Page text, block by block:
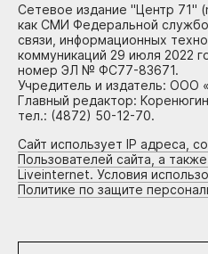
Сетевое издание "Центр 71"
как СМИ Федеральной
связи, информационных
коммуникаций 29 июля 2022
номер ЭЛ № ФС77-83671.
Учредитель и издатель: ООО
Главный редактор:
тел.: (4872) 50-12-70.
Сайт использует IP адреса,
Пользователей сайта, а
Liveinternet. Условия
Политике по защите